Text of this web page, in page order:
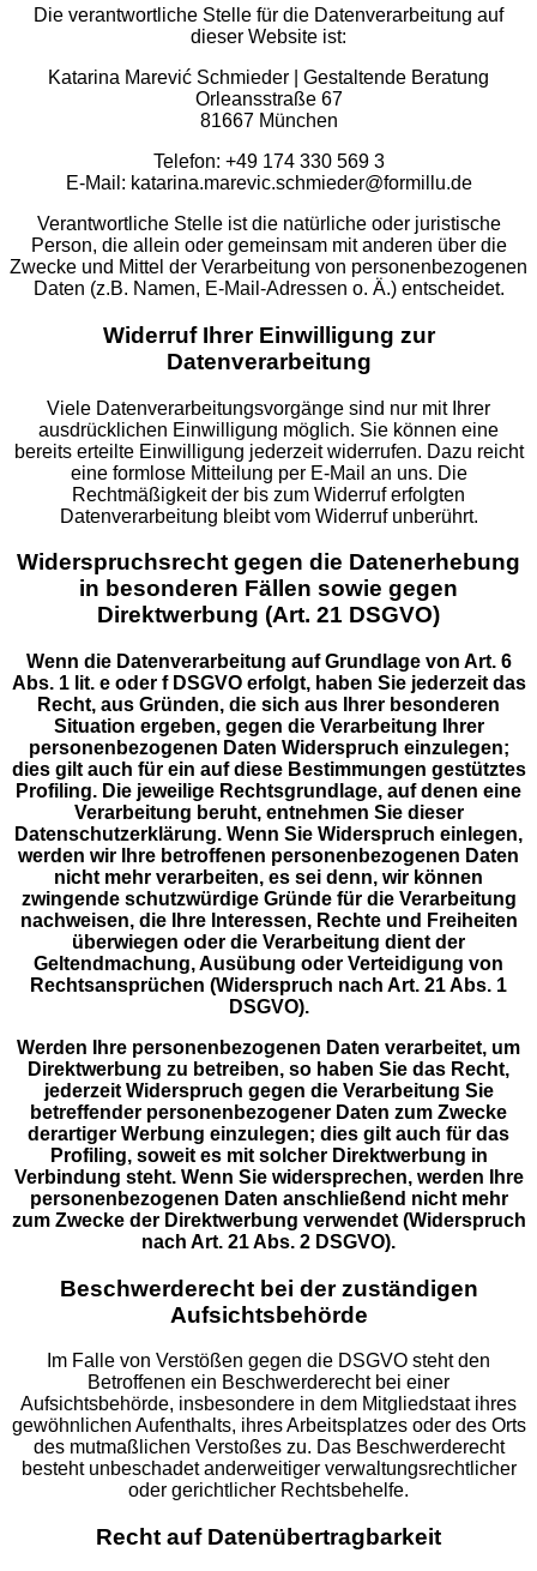
Die verantwortliche Stelle für die Datenverarbeitung auf
dieser Website ist:
Katarina Marević Schmieder | Gestaltende Beratung
Orleansstraße 67
81667 München
Telefon: +49 174 330 569 3
E-Mail: katarina.marevic.schmieder@formillu.de
Verantwortliche Stelle ist die natürliche oder juristische
Person, die allein oder gemeinsam mit anderen über die
Zwecke und Mittel der Verarbeitung von personenbezogenen
Daten (z.B. Namen, E-Mail-Adressen o. Ä.) entscheidet.
Widerruf Ihrer Einwilligung zur
Datenverarbeitung
Viele Datenverarbeitungsvorgänge sind nur mit Ihrer
ausdrücklichen Einwilligung möglich. Sie können eine
bereits erteilte Einwilligung jederzeit widerrufen. Dazu reicht
eine formlose Mitteilung per E-Mail an uns. Die
Rechtmäßigkeit der bis zum Widerruf erfolgten
Datenverarbeitung bleibt vom Widerruf unberührt.
Widerspruchsrecht gegen die Datenerhebung
in besonderen Fällen sowie gegen
Direktwerbung (Art. 21 DSGVO)
Wenn die Datenverarbeitung auf Grundlage von Art. 6
Abs. 1 lit. e oder f DSGVO erfolgt, haben Sie jederzeit das
Recht, aus Gründen, die sich aus Ihrer besonderen
Situation ergeben, gegen die Verarbeitung Ihrer
personenbezogenen Daten Widerspruch einzulegen;
dies gilt auch für ein auf diese Bestimmungen gestütztes
Profiling. Die jeweilige Rechtsgrundlage, auf denen eine
Verarbeitung beruht, entnehmen Sie dieser
Datenschutzerklärung. Wenn Sie Widerspruch einlegen,
werden wir Ihre betroffenen personenbezogenen Daten
nicht mehr verarbeiten, es sei denn, wir können
zwingende schutzwürdige Gründe für die Verarbeitung
nachweisen, die Ihre Interessen, Rechte und Freiheiten
überwiegen oder die Verarbeitung dient der
Geltendmachung, Ausübung oder Verteidigung von
Rechtsansprüchen (Widerspruch nach Art. 21 Abs. 1
DSGVO).
Werden Ihre personenbezogenen Daten verarbeitet, um
Direktwerbung zu betreiben, so haben Sie das Recht,
jederzeit Widerspruch gegen die Verarbeitung Sie
betreffender personenbezogener Daten zum Zwecke
derartiger Werbung einzulegen; dies gilt auch für das
Profiling, soweit es mit solcher Direktwerbung in
Verbindung steht. Wenn Sie widersprechen, werden Ihre
personenbezogenen Daten anschließend nicht mehr
zum Zwecke der Direktwerbung verwendet (Widerspruch
nach Art. 21 Abs. 2 DSGVO).
Beschwerderecht bei der zuständigen
Aufsichtsbehörde
Im Falle von Verstößen gegen die DSGVO steht den
Betroffenen ein Beschwerderecht bei einer
Aufsichtsbehörde, insbesondere in dem Mitgliedstaat ihres
gewöhnlichen Aufenthalts, ihres Arbeitsplatzes oder des Orts
des mutmaßlichen Verstoßes zu. Das Beschwerderecht
besteht unbeschadet anderweitiger verwaltungsrechtlicher
oder gerichtlicher Rechtsbehelfe.
Recht auf Datenübertragbarkeit